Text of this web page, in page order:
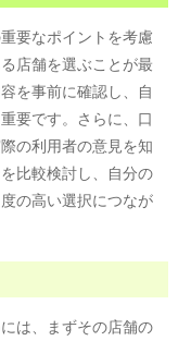
要なポイントを考慮
店舗を選ぶことが最
を事前に確認し、自
要です。さらに、口
の利用者の意見を知
比較検討し、自分の
の高い選択につなが
は、まずその店舗の